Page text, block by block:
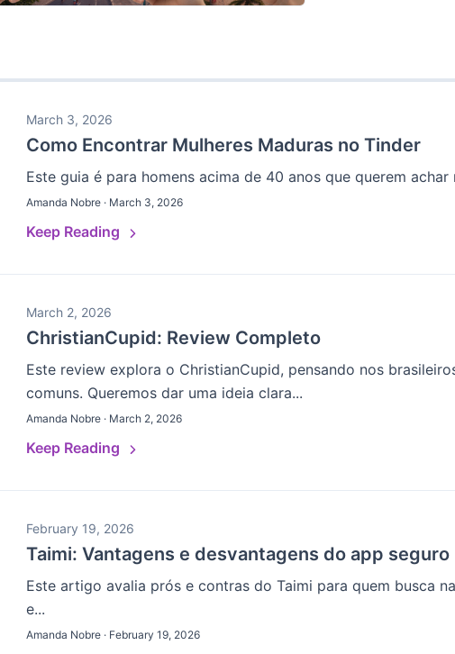
March 3, 2026
Como Encontrar Mulheres Maduras no Tinder
Este guia é para homens acima de 40 anos que querem
Amanda Nobre · March 3, 2026
Keep Reading
March 2, 2026
ChristianCupid: Review Completo
Este review explora o ChristianCupid, pensando nos
comuns. Queremos dar uma ideia clara...
Amanda Nobre · March 2, 2026
Keep Reading
February 19, 2026
Taimi: Vantagens e desvantagens do app seguro
Este artigo avalia prós e contras do Taimi para quem busca
e...
Amanda Nobre · February 19, 2026